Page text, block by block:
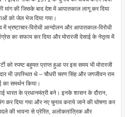
मांग की जिसके बाद देश में आपातकाल लागू कर दिया
को जेल भेज दिया गया।
विरोधी आन्दोलन और आपातकाल-विरोधी
का सफाय कर दिया और मोरारजी देसाई के नेतृत्व में
को स्पष्ट बहुमत प्राप्त हुआ पर इस समय भी मोरारजी
भी उपस्थित थे – चौधरी चरण सिंह और जगजीवन राम
का समर्थन किया।
भारत के प्रधानमंत्री बने। इनके शासन के दौरान,
कर दिया गया और नए चुनाव कराये जाने की घोषणा कर
की भावना से प्रेरित, अलोकतांत्रिक और